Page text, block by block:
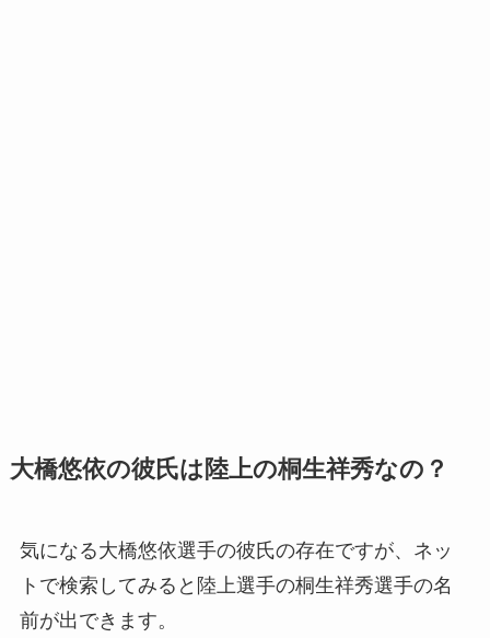
大橋悠依の彼氏は陸上の桐生祥秀なの？
気になる大橋悠依選手の彼氏の存在ですが、ネッ
トで検索してみると陸上選手の桐生祥秀選手の名
前が出できます。